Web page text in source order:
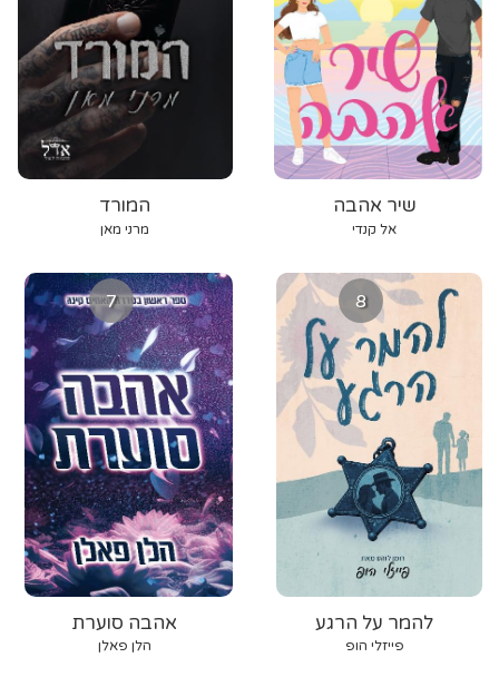
המורד
מרני מאן
שיר אהבה
אל קנדי
7
אהבה סוערת
הלן פאלן
8
להמר על הרגע
פייזלי הופ